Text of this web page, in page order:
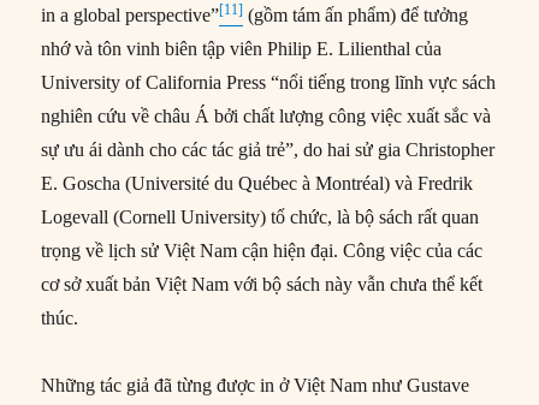
in a global perspective”[11] (gồm tám ấn phẩm) để tưởng
nhớ và tôn vinh biên tập viên Philip E. Lilienthal của
University of California Press “nổi tiếng trong lĩnh vực sách
nghiên cứu về châu Á bởi chất lượng công việc xuất sắc và
sự ưu ái dành cho các tác giả trẻ”, do hai sử gia Christopher
E. Goscha (Université du Québec à Montréal) và Fredrik
Logevall (Cornell University) tổ chức, là bộ sách rất quan
trọng về lịch sử Việt Nam cận hiện đại. Công việc của các
cơ sở xuất bản Việt Nam với bộ sách này vẫn chưa thể kết
thúc.
Những tác giả đã từng được in ở Việt Nam như Gustave